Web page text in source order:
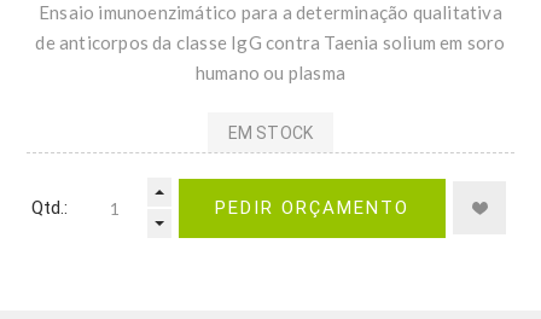
Ensaio imunoenzimático para a determinação qualitativa
de anticorpos da classe IgG contra Taenia solium em soro
humano ou plasma
EM STOCK
Qtd.: PEDIR ORÇAMENTO